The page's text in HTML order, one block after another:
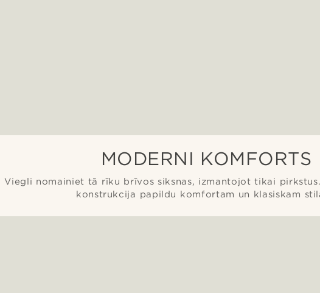
MODERNI KOMFORTS
Viegli nomainiet tā rīku brīvos siksnas, izmantojot tikai
konstrukcija papildu komfortam un klasiskam